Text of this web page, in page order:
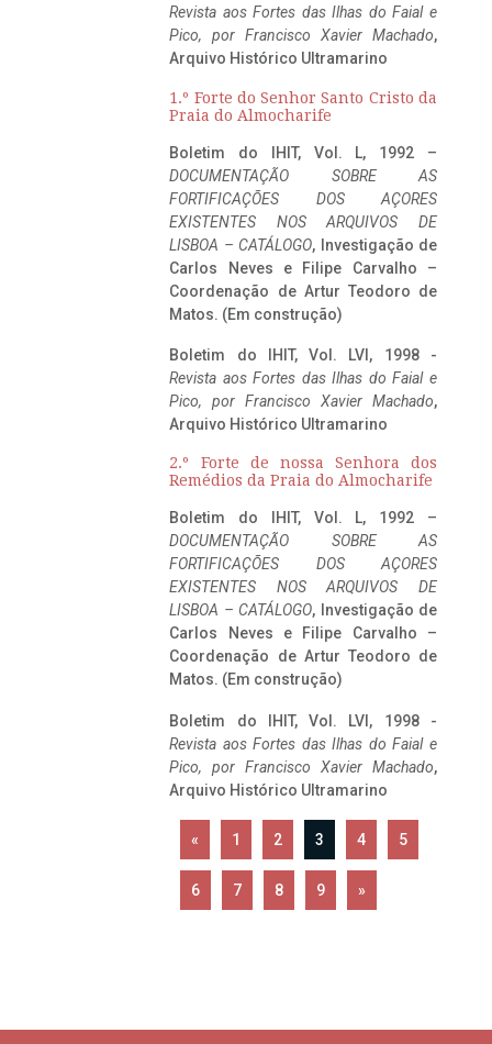
Revista aos Fortes das Ilhas do Faial e
Pico, por Francisco Xavier Machado,
Arquivo Histórico Ultramarino
1.º Forte do Senhor Santo Cristo da
Praia do Almocharife
Boletim do IHIT, Vol. L, 1992 –
DOCUMENTAÇÃO SOBRE AS
FORTIFICAÇÕES DOS AÇORES
EXISTENTES NOS ARQUIVOS DE
LISBOA – CATÁLOGO, Investigação de
Carlos Neves e Filipe Carvalho –
Coordenação de Artur Teodoro de
Matos. (Em construção)
Boletim do IHIT, Vol. LVI, 1998 -
Revista aos Fortes das Ilhas do Faial e
Pico, por Francisco Xavier Machado,
Arquivo Histórico Ultramarino
2.º Forte de nossa Senhora dos
Remédios da Praia do Almocharife
Boletim do IHIT, Vol. L, 1992 –
DOCUMENTAÇÃO SOBRE AS
FORTIFICAÇÕES DOS AÇORES
EXISTENTES NOS ARQUIVOS DE
LISBOA – CATÁLOGO, Investigação de
Carlos Neves e Filipe Carvalho –
Coordenação de Artur Teodoro de
Matos. (Em construção)
Boletim do IHIT, Vol. LVI, 1998 -
Revista aos Fortes das Ilhas do Faial e
Pico, por Francisco Xavier Machado,
Arquivo Histórico Ultramarino
« 1 2 3 4 5
6 7 8 9 »